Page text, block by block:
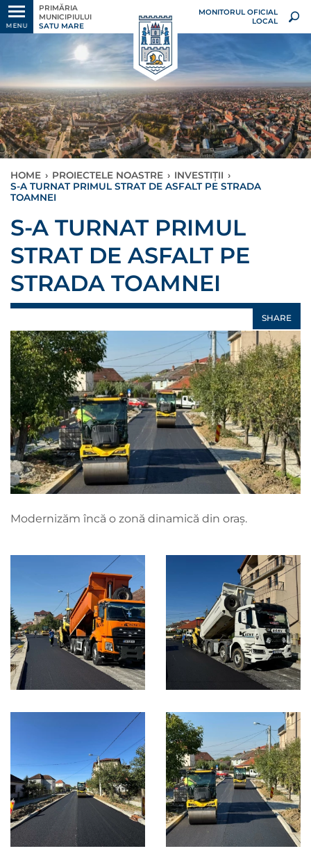
MENU
PRIMĂRIA
MUNICIPIULUI
SATU MARE
MONITORUL OFICIAL
LOCAL
HOME › PROIECTELE NOASTRE › INVESTIȚII ›
S-A TURNAT PRIMUL STRAT DE ASFALT PE STRADA
TOAMNEI
S-A TURNAT PRIMUL
STRAT DE ASFALT PE
STRADA TOAMNEI
SHARE
Modernizăm încă o zonă dinamică din oraș.